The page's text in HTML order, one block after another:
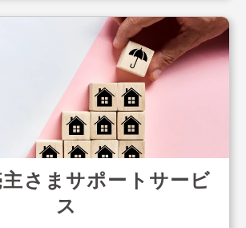
さまサポートサービ
ス